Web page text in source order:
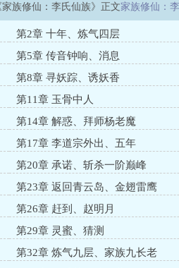
家族修仙：李氏仙族》正文家族修仙：
第2章 十年、炼气四层
第5章 传音钟响、消息
第8章 寻妖踪、诱妖香
第11章 玉骨中人
第14章 解惑、拜师杨老魔
第17章 李道宗外出、五年
第20章 承诺、斩杀一阶巅峰
第23章 返回青云岛、金翅雷鹰
第26章 赶到、赵明月
第29章 灵蜜、猜测
第32章 炼气九层、家族九长老